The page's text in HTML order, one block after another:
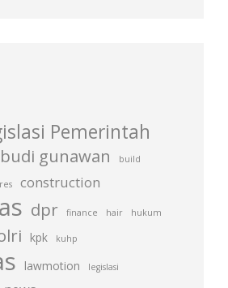
Pemerintah
budi gunawan build
construction
dpr finance hair hukum
kpk kuhp
lawmotion legislasi